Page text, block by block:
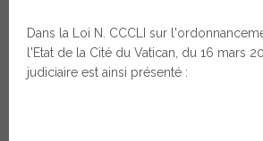
Dans la Loi N. CCCLI sur
l'Etat de la Cité du Vatican, du 16 mars
judiciaire est ainsi présenté :